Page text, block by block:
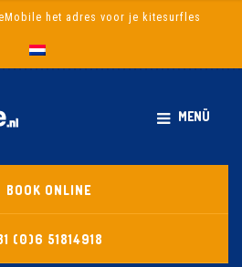
het adres voor je kitesurfles
MENÜ
BOOK ONLINE
(0)6 51814918